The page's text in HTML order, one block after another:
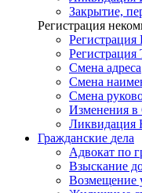
Закрытие,
Регистрация
Смена адреса
Смена
Смена
Изменения
Гражданские дела
Адвокат по
Взыскание
Возмещение